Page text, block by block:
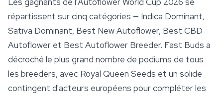
répartissent sur cinq catégories — Indica Dominant,
Sativa Dominant, Best New Autoflower, Best CBD
Autoflower et Best Autoflower Breeder. Fast Buds a
décroché le plus grand nombre de podiums de tous
les breeders, avec Royal Queen Seeds et un solide
contingent d'acteurs européens pour compléter les